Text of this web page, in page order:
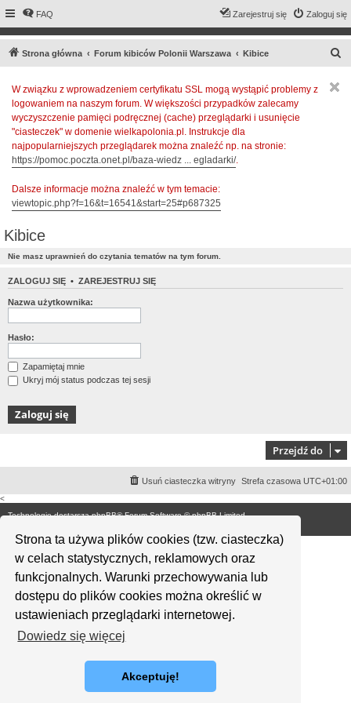
Strona ta używa plików cookies (tzw. ciasteczka)
w celach statystycznych, reklamowych oraz
funkcjonalnych. Warunki przechowywania lub
dostępu do plików cookies można określić w
ustawieniach przeglądarki internetowej.
Dowiedz się więcej
Akceptuję!
FAQ Zaloguj się
Zarejestruj się
Strona główna Forum kibiców Polonii Warszawa Kibice
W związku z wprowadzeniem certyfikatu SSL mogą wystąpić problemy z
logowaniem na naszym forum. W większości przypadków zalecamy
wyczyszczenie pamięci podręcznej (cache) przeglądarki i usunięcie
"ciasteczek" w domenie wielkapolonia.pl. Instrukcje dla
najpopularniejszych przeglądarek można znaleźć np. na stronie:
https://pomoc.poczta.onet.pl/baza-wiedz ... egladarki/.
Dalsze informacje można znaleźć w tym temacie:
viewtopic.php?f=16&t=16541&start=25#p687325
Kibice
Nie masz uprawnień do czytania tematów na tym forum.
ZALOGUJ SIĘ • ZAREJESTRUJ SIĘ
Nazwa użytkownika:
Hasło:
Zapamiętaj mnie
Ukryj mój status podczas tej sesji
Przejdź do
Strefa czasowa UTC+01:00
Usuń ciasteczka witryny
<
Technologię dostarczaphpBB® Forum Software © phpBB Limited